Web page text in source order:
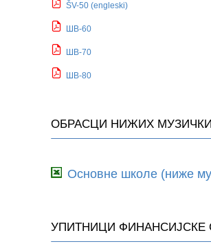
ŠV-50 (engleski)
ШВ-60
ШВ-70
ШВ-80
ОБРАСЦИ НИЖИХ
Основне школе (ниже
УПИТНИЦИ ФИНАНСИЈСКЕ